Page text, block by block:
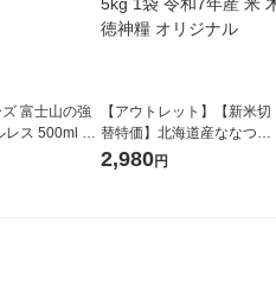
富士山の強
レス 500ml 1
【アウトレット】【新米切
替特価】北海道産ななつぼ
し 無洗米 5kg 1袋 令和7年産
2,980円